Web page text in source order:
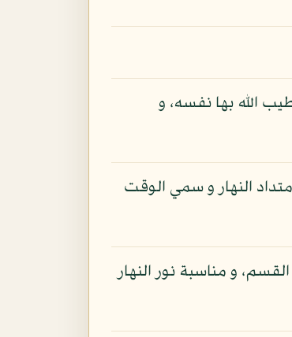
الله بها نفسه، و
النهار و سمي الوقت
و مناسبة نور النهار